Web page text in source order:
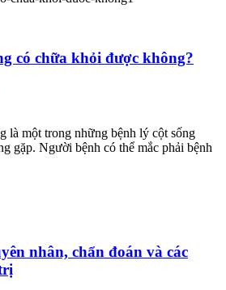
có chữa khỏi được không?
là một trong những bệnh lý cột sống
gặp. Người bệnh có thể mắc phải bệnh
nhân, chẩn đoán và các